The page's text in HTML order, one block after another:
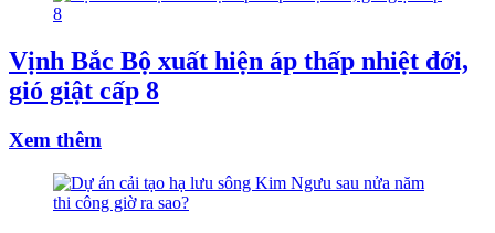
Vịnh Bắc Bộ xuất hiện áp thấp nhiệt đới,
gió giật cấp 8
Xem thêm